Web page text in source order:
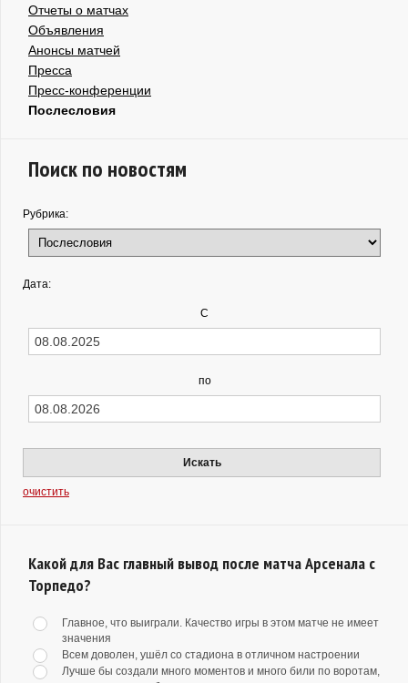
Отчеты о матчах
Объявления
Анонсы матчей
Пресса
Пресс-конференции
Послесловия
Поиск по новостям
Рубрика:
Дата:
С
по
Искать
очистить
Какой для Вас главный вывод после матча Арсенала с
Торпедо?
Главное, что выиграли. Качество игры в этом матче не имеет
значения
Всем доволен, ушёл со стадиона в отличном настроении
Лучше бы создали много моментов и много били по воротам,